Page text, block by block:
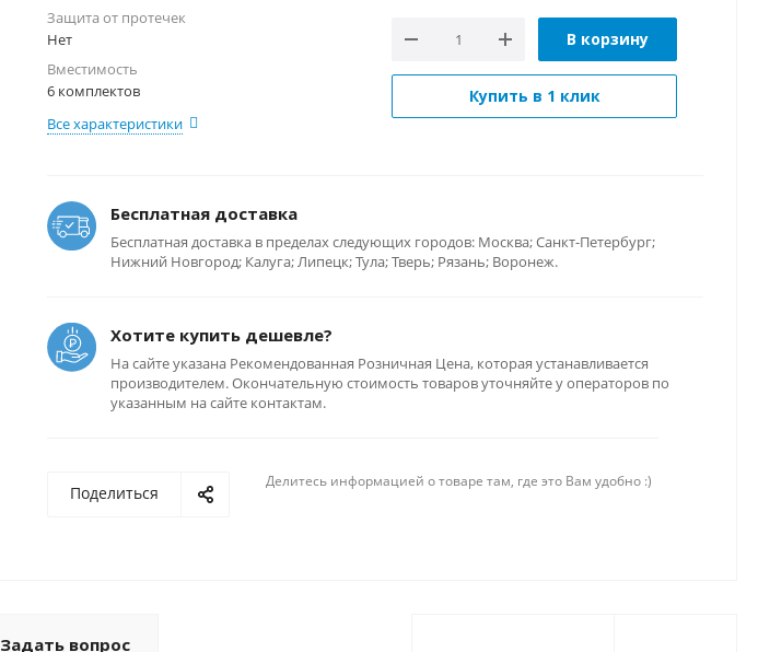
Защита от протечек
Нет
Вместимость
6 комплектов
Все характеристики
В корзину
Купить в 1 клик
Бесплатная доставка
Бесплатная доставка в пределах следующих городов: Москва; Санкт-Петербург;
Нижний Новгород; Калуга; Липецк; Тула; Тверь; Рязань; Воронеж.
Хотите купить дешевле?
На сайте указана Рекомендованная Розничная Цена, которая устанавливается
производителем. Окончательную стоимость товаров уточняйте у операторов по
указанным на сайте контактам.
Поделиться
Делитесь информацией о товаре там, где это Вам удобно :)
Задать вопрос